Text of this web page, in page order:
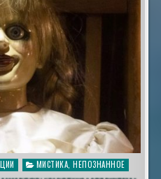
МИСТИКА, НЕПОЗНАННОЕ